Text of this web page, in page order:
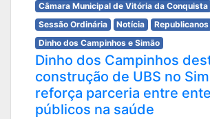
Câmara Municipal de Vitória da Conquista
Sessão Ordinária
Notícia
Republicanos
Dinho dos Campinhos e Simão
Dinho dos Campinhos
construção de UBS no
reforça parceria entre
públicos na saúde